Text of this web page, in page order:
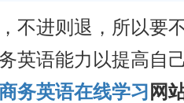
不进则退，所以要
英语能力以提高自
务英语在线学习 网